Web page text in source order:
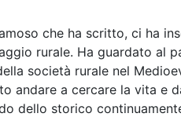
che ha scritto, ci ha
rurale. Ha guardato al
società rurale nel
andare a cercare la vita e
dello storico